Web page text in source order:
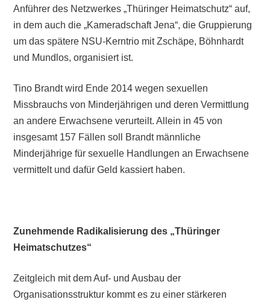
Anführer des Netzwerkes „Thüringer Heimatschutz“ auf,
in dem auch die „Kameradschaft Jena“, die Gruppierung
um das spätere NSU-Kerntrio mit Zschäpe, Böhnhardt
und Mundlos, organisiert ist.
Tino Brandt wird Ende 2014 wegen sexuellen
Missbrauchs von Minderjährigen und deren Vermittlung
an andere Erwachsene verurteilt. Allein in 45 von
insgesamt 157 Fällen soll Brandt männliche
Minderjährige für sexuelle Handlungen an Erwachsene
vermittelt und dafür Geld kassiert haben.
Zunehmende Radikalisierung des „Thüringer
Heimatschutzes“
Zeitgleich mit dem Auf- und Ausbau der
Organisationsstruktur kommt es zu einer stärkeren